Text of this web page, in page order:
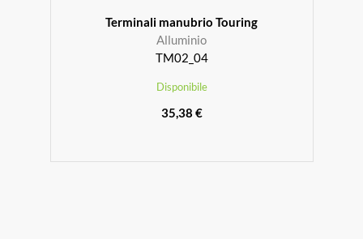
Terminali manubrio Touring
Alluminio
TM02_04
Disponibile
35,38 €